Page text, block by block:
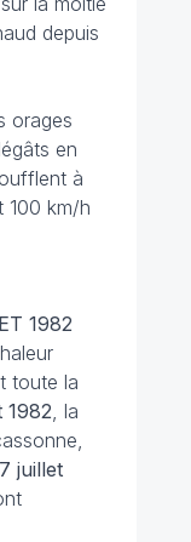
depuis
orages
en
à
100 km/h
1982
toute la
1982 , la
juillet